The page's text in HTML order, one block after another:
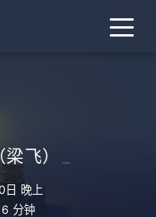
飞）
日 晚上
分钟